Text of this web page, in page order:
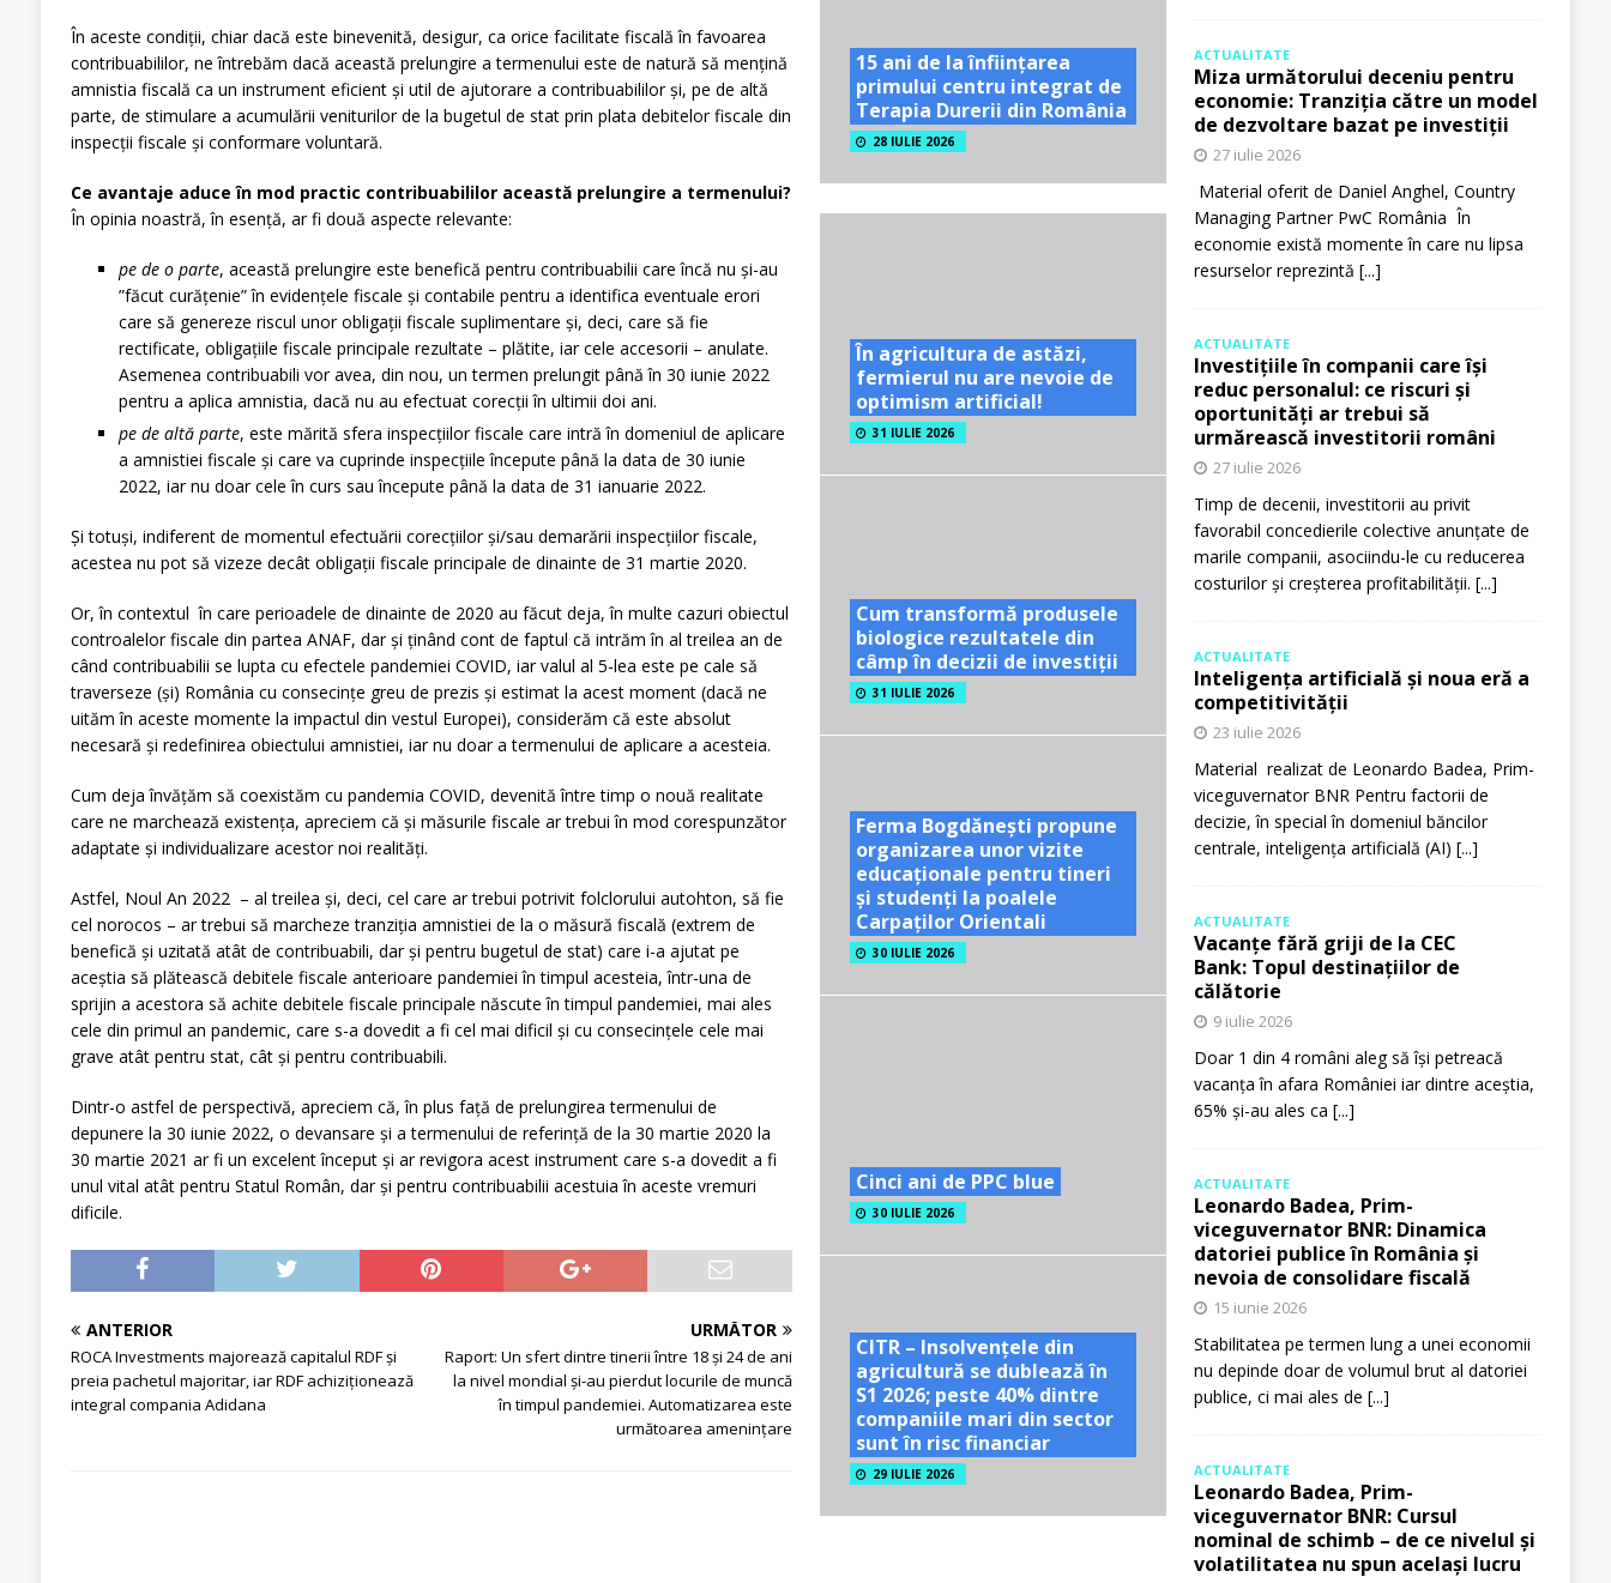
În aceste condiții, chiar dacă este binevenită, desigur, ca orice facilitate fiscală în favoarea
contribuabililor, ne întrebăm dacă această prelungire a termenului este de natură să mențină
amnistia fiscală ca un instrument eficient și util de ajutorare a contribuabililor și, pe de altă
parte, de stimulare a acumulării veniturilor de la bugetul de stat prin plata debitelor fiscale din
inspecții fiscale și conformare voluntară.
Ce avantaje aduce în mod practic contribuabililor această prelungire a termenului?
În opinia noastră, în esență, ar fi două aspecte relevante:
pe de o parte, această prelungire este benefică pentru contribuabilii care încă nu și-au
”făcut curățenie” în evidențele fiscale și contabile pentru a identifica eventuale erori
care să genereze riscul unor obligații fiscale suplimentare și, deci, care să fie
rectificate, obligațiile fiscale principale rezultate – plătite, iar cele accesorii – anulate.
Asemenea contribuabili vor avea, din nou, un termen prelungit până în 30 iunie 2022
pentru a aplica amnistia, dacă nu au efectuat corecții în ultimii doi ani.
pe de altă parte, este mărită sfera inspecțiilor fiscale care intră în domeniul de aplicare
a amnistiei fiscale și care va cuprinde inspecțiile începute până la data de 30 iunie
2022, iar nu doar cele în curs sau începute până la data de 31 ianuarie 2022.
Și totuși, indiferent de momentul efectuării corecțiilor și/sau demarării inspecțiilor fiscale,
acestea nu pot să vizeze decât obligații fiscale principale de dinainte de 31 martie 2020.
Or, în contextul în care perioadele de dinainte de 2020 au făcut deja, în multe cazuri obiectul
controalelor fiscale din partea ANAF, dar și ținând cont de faptul că intrăm în al treilea an de
când contribuabilii se lupta cu efectele pandemiei COVID, iar valul al 5-lea este pe cale să
traverseze (și) România cu consecințe greu de prezis și estimat la acest moment (dacă ne
uităm în aceste momente la impactul din vestul Europei), considerăm că este absolut
necesară și redefinirea obiectului amnistiei, iar nu doar a termenului de aplicare a acesteia.
Cum deja învățăm să coexistăm cu pandemia COVID, devenită între timp o nouă realitate
care ne marchează existența, apreciem că și măsurile fiscale ar trebui în mod corespunzător
adaptate și individualizare acestor noi realități.
Astfel, Noul An 2022 – al treilea și, deci, cel care ar trebui potrivit folclorului autohton, să fie
cel norocos – ar trebui să marcheze tranziția amnistiei de la o măsură fiscală (extrem de
benefică și uzitată atât de contribuabili, dar și pentru bugetul de stat) care i-a ajutat pe
aceștia să plătească debitele fiscale anterioare pandemiei în timpul acesteia, într-una de
sprijin a acestora să achite debitele fiscale principale născute în timpul pandemiei, mai ales
cele din primul an pandemic, care s-a dovedit a fi cel mai dificil și cu consecințele cele mai
grave atât pentru stat, cât și pentru contribuabili.
Dintr-o astfel de perspectivă, apreciem că, în plus față de prelungirea termenului de
depunere la 30 iunie 2022, o devansare și a termenului de referință de la 30 martie 2020 la
30 martie 2021 ar fi un excelent început și ar revigora acest instrument care s-a dovedit a fi
unul vital atât pentru Statul Român, dar și pentru contribuabilii acestuia în aceste vremuri
dificile.
ANTERIOR
ROCA Investments majorează capitalul RDF și
preia pachetul majoritar, iar RDF achiziționează
integral compania Adidana
URMĂTOR
Raport: Un sfert dintre tinerii între 18 și 24 de ani
la nivel mondial și-au pierdut locurile de muncă
în timpul pandemiei. Automatizarea este
următoarea amenințare
15 ani de la înființarea
primului centru integrat de
Terapia Durerii din România
28 IULIE 2026
În agricultura de astăzi,
fermierul nu are nevoie de
optimism artificial!
31 IULIE 2026
Cum transformă produsele
biologice rezultatele din
câmp în decizii de investiții
31 IULIE 2026
Ferma Bogdănești propune
organizarea unor vizite
educaționale pentru tineri
și studenți la poalele
Carpaților Orientali
30 IULIE 2026
Cinci ani de PPC blue
30 IULIE 2026
CITR – Insolvențele din
agricultură se dublează în
S1 2026; peste 40% dintre
companiile mari din sector
sunt în risc financiar
29 IULIE 2026
ACTUALITATE
Miza următorului deceniu pentru
economie: Tranziția către un model
de dezvoltare bazat pe investiții
27 iulie 2026
Material oferit de Daniel Anghel, Country
Managing Partner PwC România În
economie există momente în care nu lipsa
resurselor reprezintă [...]
ACTUALITATE
Investițiile în companii care își
reduc personalul: ce riscuri și
oportunități ar trebui să
urmărească investitorii români
27 iulie 2026
Timp de decenii, investitorii au privit
favorabil concedierile colective anunțate de
marile companii, asociindu-le cu reducerea
costurilor și creșterea profitabilității. [...]
ACTUALITATE
Inteligența artificială și noua eră a
competitivității
23 iulie 2026
Material realizat de Leonardo Badea, Prim-
viceguvernator BNR Pentru factorii de
decizie, în special în domeniul băncilor
centrale, inteligența artificială (AI) [...]
ACTUALITATE
Vacanțe fără griji de la CEC
Bank: Topul destinațiilor de
călătorie
9 iulie 2026
Doar 1 din 4 români aleg să își petreacă
vacanța în afara României iar dintre aceștia,
65% și-au ales ca [...]
ACTUALITATE
Leonardo Badea, Prim-
viceguvernator BNR: Dinamica
datoriei publice în România și
nevoia de consolidare fiscală
15 iunie 2026
Stabilitatea pe termen lung a unei economii
nu depinde doar de volumul brut al datoriei
publice, ci mai ales de [...]
ACTUALITATE
Leonardo Badea, Prim-
viceguvernator BNR: Cursul
nominal de schimb – de ce nivelul și
volatilitatea nu spun același lucru